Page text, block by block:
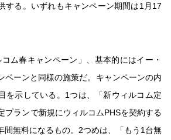
する。いずれもキャンペーン期間は1月17
ム春キャンペーン」、基本的にはイー・
ペーンと同様の施策だ。キャンペーンの内
を示している。1つは、「新ウィルコム定
プランで新規にウィルコムPHSを契約する
間無料になるもの。2つめは、「もう1台無